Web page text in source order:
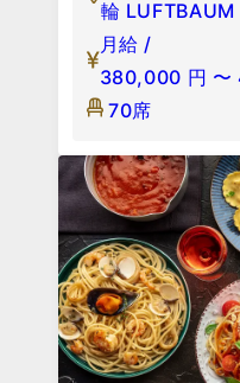
輪
月給 /
380,000 円 〜
70席